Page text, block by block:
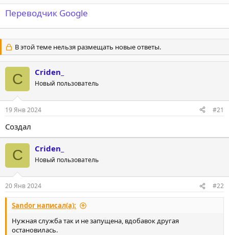
Переводчик Google
В этой теме нельзя размещать новые ответы.
C Criden_
Новый пользователь
19 Янв 2024 #21
Создал
C Criden_
Новый пользователь
20 Янв 2024 #22
Sandor написал(а):
Нужная служба так и не запущена, вдобавок другая
остановилась.